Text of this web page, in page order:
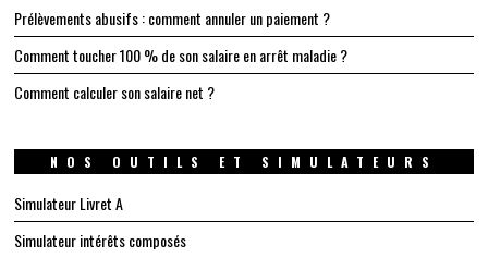
Prélèvements abusifs : comment annuler un paiement ?
Comment toucher 100 % de son salaire en arrêt maladie ?
Comment calculer son salaire net ?
NOS OUTILS ET SIMULATEURS
Simulateur Livret A
Simulateur intérêts composés